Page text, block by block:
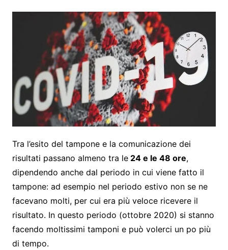
Tra l’esito del tampone e la comunicazione dei
risultati passano almeno tra le24 e le 48 ore,
dipendendo anche dal periodo in cui viene fatto il
tampone: ad esempio nel periodo estivo non se ne
facevano molti, per cui era più veloce ricevere il
risultato. In questo periodo (ottobre 2020) si stanno
facendo moltissimi tamponi e può volerci un po più
di tempo.